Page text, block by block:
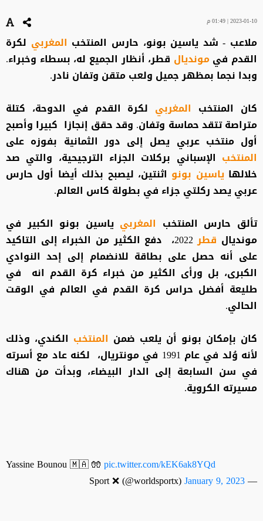
2023-01-10 | 01:49 م
ملاعب - شد ياسين بونو، حارس المنتخب المغربي لكرة
القدم فيمونديال قطر، أنظار الجميع له، بسطاء وخبراء.
وبدا نجما بمظهر جميل ولعب متقن وتفان نادر.
كان المنتخب المغربي لكرة القدم في الدوحة، كتلة
متراصة تتقد حماسة وتفان. وقد حقق إنجازا كبيرا وأصبح
أول منتخب عربي يصل إلى دور الثمانية بفوزه على
المنتخب الإسباني بركلات الجزاء الترجيحية، والتي صد
خلالها ياسين بونو اثنتين، ليصبح بذلك أيضا أول حارس
عربي يصد ركلتي جزاء في بطولة كاس العالم.
تألق حارس المنتخب المغربيياسين بونو الكبير في
مونديال قطر
2022، دفع الكثير من الخبراء إلى التاكيد
على أنه حصل على بطاقة للانضمام إلى إحد النوادي
الكبرى، بل ورأى الكثير من خبراء كرة القدم انه في
طليعة أفضل حراس كرة القدم في العالم في الوقت
الحالي.
كان بإمكان بونو أن يلعب ضمن المنتخب الكندي، وذلك
لأنه وُلد في عام 1991 في مونتريال، لكنه عاد مع أسرته
في سن السابعة إلى الدار البيضاء، وبدأت من هناك
مسيرته الكروية.
Yassine Bounou 🇲🇦 🧤pic.twitter.com/kEK6ak8YQd
— Sport ❌ (@worldsportx)
January 9, 2023